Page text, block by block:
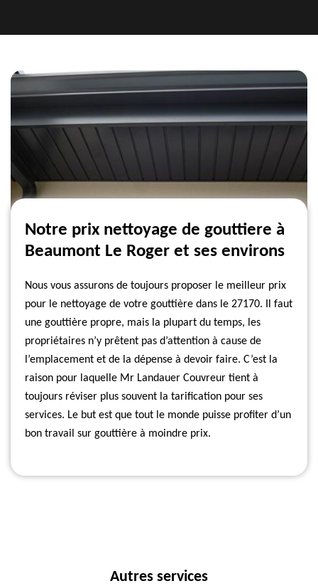
Notre prix nettoyage de gouttiere à
Beaumont Le Roger et ses environs
Nous vous assurons de toujours proposer le meilleur prix
pour le nettoyage de votre gouttière dans le 27170. Il faut
une gouttière propre, mais la plupart du temps, les
propriétaires n’y prêtent pas d’attention à cause de
l’emplacement et de la dépense à devoir faire. C’est la
raison pour laquelle Mr Landauer Couvreur tient à
toujours réviser plus souvent la tarification pour ses
services. Le but est que tout le monde puisse profiter d’un
bon travail sur gouttière à moindre prix.
Autres services